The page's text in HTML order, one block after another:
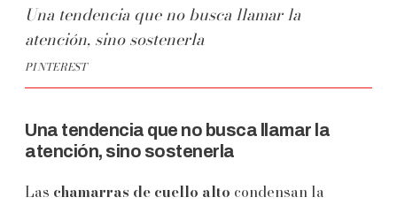
Una tendencia que no busca llamar la
atención, sino sostenerla
PINTEREST
Una tendencia que no busca llamar la
atención, sino sostenerla
Las chamarras de cuello alto condensan la